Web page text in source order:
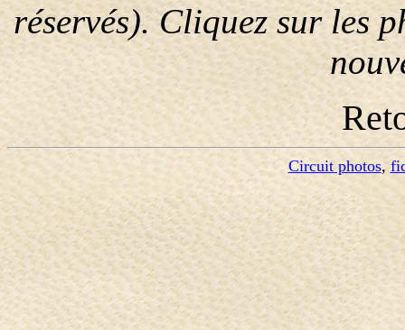
réservés). Cliquez sur les
Circuit photos,